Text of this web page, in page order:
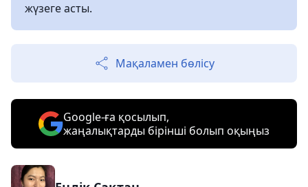
жүзеге асты.
Мақаламен бөлісу
Google-ға қосылып,
жаңалықтарды бірінші болып оқыңыз